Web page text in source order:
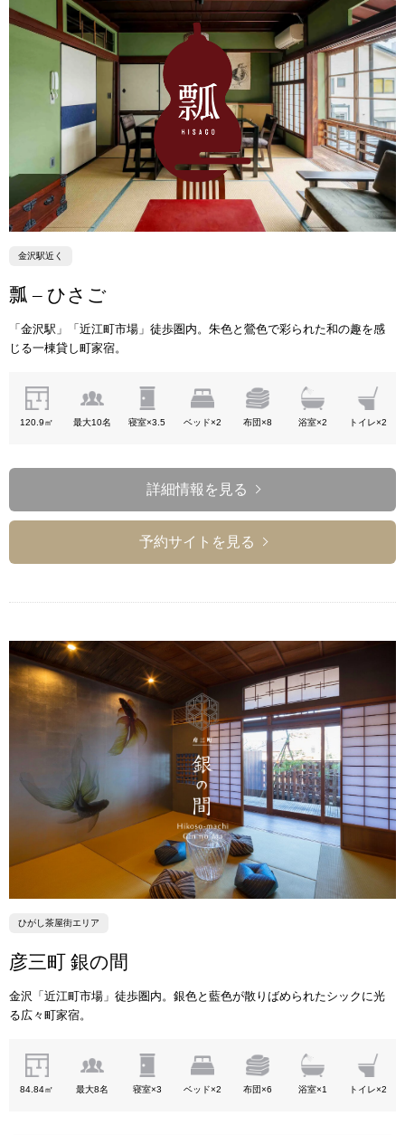
金沢駅近く
瓢 – ひさご
「金沢駅」「近江町市場」徒歩圏内。朱色と鶯色で彩られた和の趣を感
じる一棟貸し町家宿。
120.9㎡ 最大10名 寝室×3.5 ベッド×2 布団×8 浴室×2 トイレ×2
詳細情報を見る
予約サイトを見る
ひがし茶屋街エリア
彦三町 銀の間
金沢「近江町市場」徒歩圏内。銀色と藍色が散りばめられたシックに光
る広々町家宿。
84.84㎡ 最大8名 寝室×3 ベッド×2 布団×6 浴室×1 トイレ×2